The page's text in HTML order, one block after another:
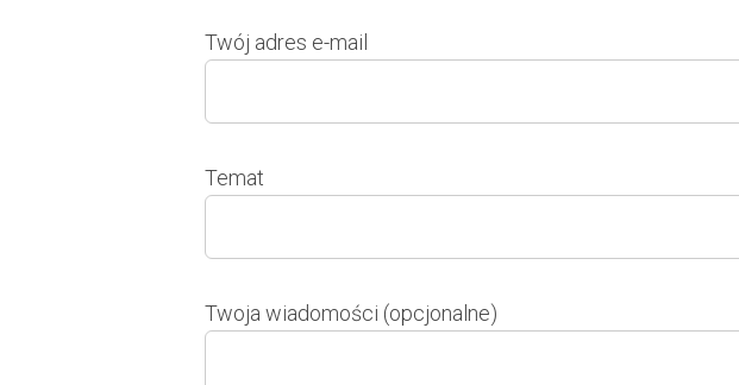
Twój adres e-mail
Temat
Twoja wiadomości (opcjonalne)